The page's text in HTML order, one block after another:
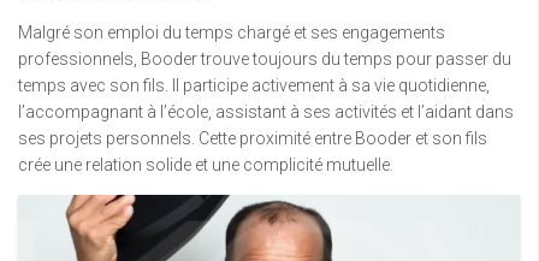
Malgré son emploi du temps chargé et ses engagements
professionnels, Booder trouve toujours du temps pour passer du
temps avec son fils. Il participe activement à sa vie quotidienne,
l’accompagnant à l’école, assistant à ses activités et l’aidant dans
ses projets personnels. Cette proximité entre Booder et son fils
crée une relation solide et une complicité mutuelle.